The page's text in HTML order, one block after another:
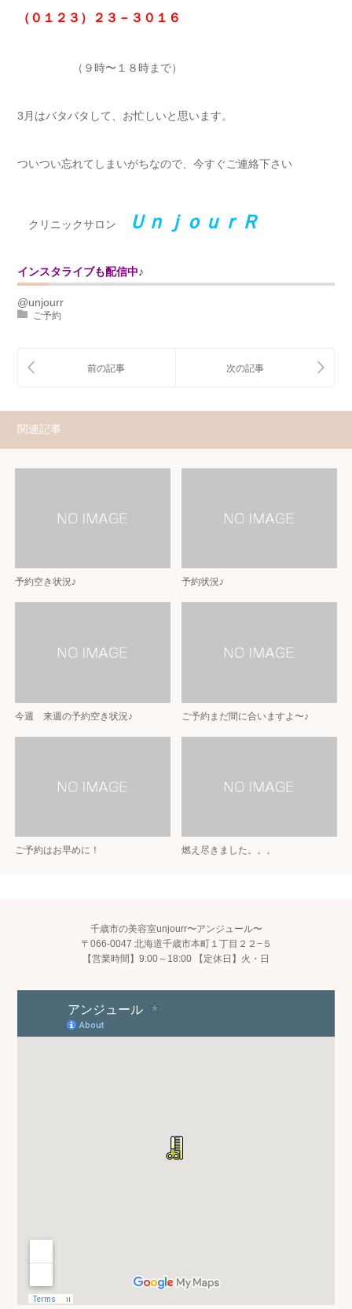
（０１２３）２３－３０１６
（９時〜１８時まで）
3月はバタバタして、お忙しいと思います。
ついつい忘れてしまいがちなので、今すぐご連絡下さい
クリニックサロン ＵｎｊｏｕｒＲ
インスタライブも配信中♪
@unjourr
ご予約
関連記事
予約空き状況♪ 予約状況♪
今週 来週の予約空き状況♪ ご予約まだ間に合いますよ〜♪
ご予約はお早めに！ 燃え尽きました。。。
千歳市の美容室unjourr〜アンジュール〜
〒066-0047 北海道千歳市本町１丁目２２−５
【営業時間】9:00～18:00 【定休日】火・日